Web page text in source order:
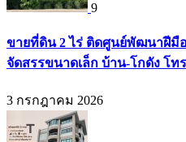
9
ขายที่ดิน 2 ไร่ ติดศูนย์พัฒนาฝีมื
จัดสรรขนาดเล็ก บ้าน-โกดัง โทร
3 กรกฎาคม 2026